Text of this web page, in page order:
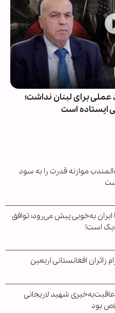
برای لبنان نداشت؛
ایستاده است
موازنه قدرت را به سود
ایران به‌خوبی پیش می‌رود؛ توافق
است!
زائران افغانستانی اربعین
عاقبت‌به‌خیری شهید لاریجانی
بود